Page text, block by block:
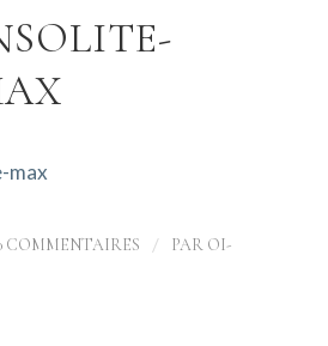
max
COMMENTAIRES / PAR OI-